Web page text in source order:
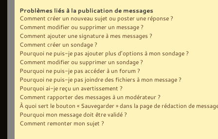
Problèmes liés à la publication de messages
Comment créer un nouveau sujet ou poster une réponse ?
Comment modifier ou supprimer un message ?
Comment ajouter une signature à mes messages ?
Comment créer un sondage ?
Pourquoi ne puis-je pas ajouter plus d’options à mon sondage ?
Comment modifier ou supprimer un sondage ?
Pourquoi ne puis-je pas accéder à un forum ?
Pourquoi ne puis-je pas joindre des fichiers à mon message ?
Pourquoi ai-je reçu un avertissement ?
Comment rapporter des messages à un modérateur ?
À quoi sert le bouton « Sauvegarder » dans la page de rédaction de
Pourquoi mon message doit être validé ?
Comment remonter mon sujet ?